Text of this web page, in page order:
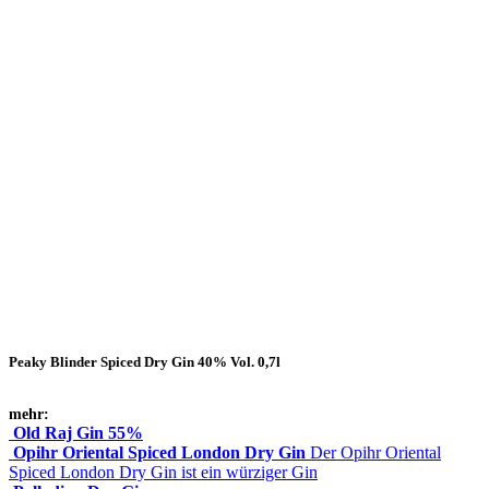
Peaky Blinder Spiced Dry Gin 40% Vol. 0,7l
mehr:
Old Raj Gin 55%
Opihr Oriental Spiced London Dry Gin Der Opihr Oriental
Spiced London Dry Gin ist ein würziger Gin